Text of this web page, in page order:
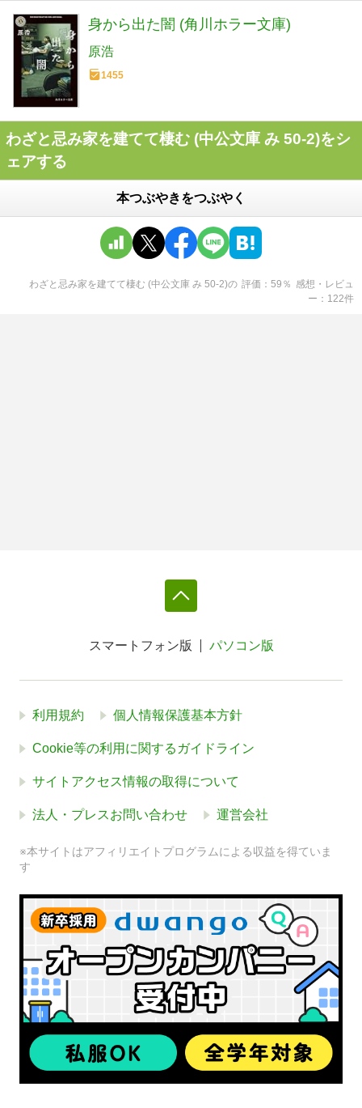
身から出た闇 (角川ホラー文庫)
原浩
1455
わざと忌み家を建てて棲む (中公文庫 み 50-2)をシ
ェアする
本つぶやきをつぶやく
わざと忌み家を建てて棲む (中公文庫 み 50-2)の 評価 59 ％ 感想・レビュ
ー
122件
スマートフォン版 パソコン版
利用規約 個人情報保護基本方針
Cookie等の利用に関するガイドライン
サイトアクセス情報の取得について
法人・プレスお問い合わせ 運営会社
※本サイトはアフィリエイトプログラムによる収益を得ていま
す